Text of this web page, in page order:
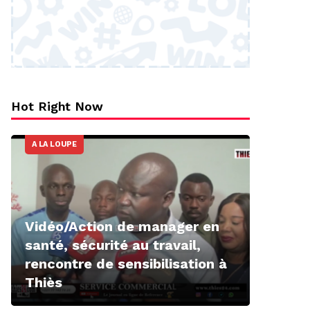
Hot Right Now
A LA LOUPE
Vidéo/Action de manager en
santé, sécurité au travail,
rencontre de sensibilisation à
Thiès